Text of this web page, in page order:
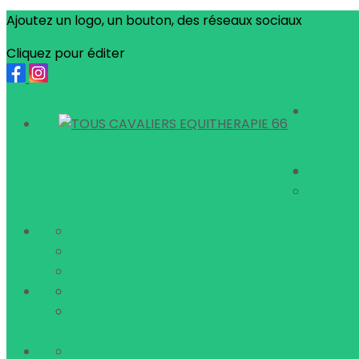
Ajoutez un logo, un bouton, des réseaux sociaux
Cliquez pour éditer